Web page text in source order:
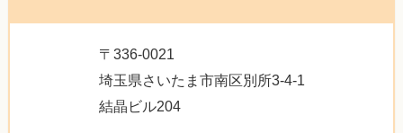
〒336-0021
埼玉県さいたま市南区別所3-4-1
結晶ビル204